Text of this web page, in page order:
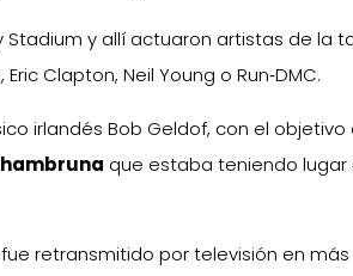
Stadium y allí actuaron artistas de la
Clapton, Neil Young o Run‐DMC.
irlandés Bob Geldof, con el objetivo
que estaba teniendo lugar
retransmitido por televisión en